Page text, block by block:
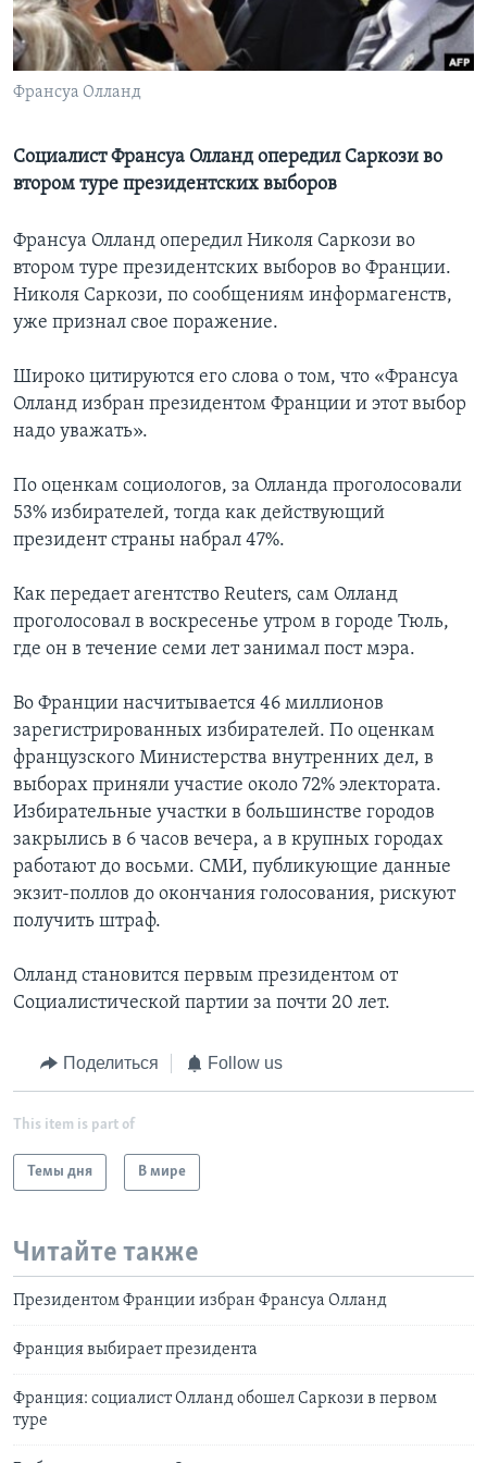
Learning English
СОЦИАЛЬНЫЕ СЕТИ
Языки
Франсуа Олланд
Социалист Франсуа Олланд опередил Саркози во
втором туре президентских выборов
Франсуа Олланд опередил Николя Саркози во
втором туре президентских выборов во Франции.
Николя Cаркози, по сообщениям информагенств,
уже признал свое поражение.
Широко цитируются его слова о том, что «Франсуа
Олланд избран президентом Франции и этот выбор
надо уважать».
По оценкам социологов, за Олланда проголосовали
53% избирателей, тогда как действующий
президент страны набрал 47%.
Как передает агентство Reuters, сам Олланд
проголосовал в воскресенье утром в городе Тюль,
где он в течение семи лет занимал пост мэра.
Во Франции насчитывается 46 миллионов
зарегистрированных избирателей. По оценкам
французского Министерства внутренних дел, в
выборах приняли участие около 72% электората.
Избирательные участки в большинстве городов
закрылись в 6 часов вечера, а в крупных городах
работают до восьми. СМИ, публикующие данные
экзит-поллов до окончания голосования, рискуют
получить штраф.
Олланд становится первым президентом от
Социалистической партии за почти 20 лет.
Поделиться Follow us
This item is part of
Темы дня В мире
Читайте также
Президентом Франции избран Франсуа Олланд
Франция выбирает президента
Франция: социалист Олланд обошел Саркози в первом
туре